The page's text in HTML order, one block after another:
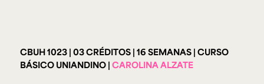
CBUH 1023 03 CRÉDITOS 16 SEMANAS CURSO
BÁSICO UNIANDINO CAROLINA ALZATE